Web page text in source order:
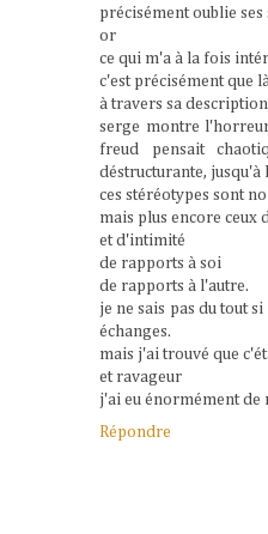
précisément oublie ses
or
ce qui m'a à la fois
c'est précisément que
à travers sa
serge montre
freud pensait
déstructurante,
ces stéréotypes sont
mais plus encore ceux
et d'intimité
de rapports à soi
de rapports à l'autre.
je ne sais pas du tout
échanges.
mais j'ai trouvé que
et ravageur
j'ai eu énormément de
Répondre